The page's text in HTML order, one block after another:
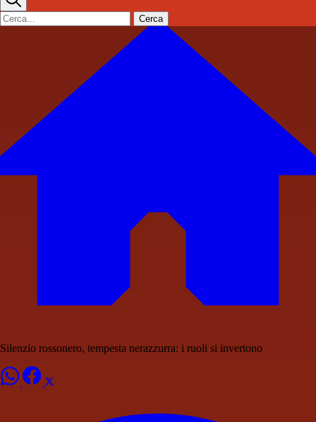
Cerca
Silenzio rossonero, tempesta nerazzurra: i ruoli si invertono